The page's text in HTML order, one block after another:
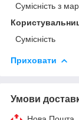
Сумісність з
Сумісність
Приховати
Умови